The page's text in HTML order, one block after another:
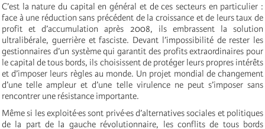
C’est la nature du capital en général et de ces secteurs en particulier :
face à une réduction sans précédent de la croissance et de leurs taux de
profit et d’accumulation après 2008, ils embrassent la solution
ultralibérale, guerrière et fasciste. Devant l’impossibilité de rester les
gestionnaires d’un système qui garantit des profits extraordinaires pour
le capital de tous bords, ils choisissent de protéger leurs propres intérêts
et d’imposer leurs règles au monde. Un projet mondial de changement
d’une telle ampleur et d’une telle virulence ne peut s’imposer sans
rencontrer une résistance importante.
Même si les exploité·es sont privé·es d’alternatives sociales et politiques
de la part de la gauche révolutionnaire, les conflits de tous bords